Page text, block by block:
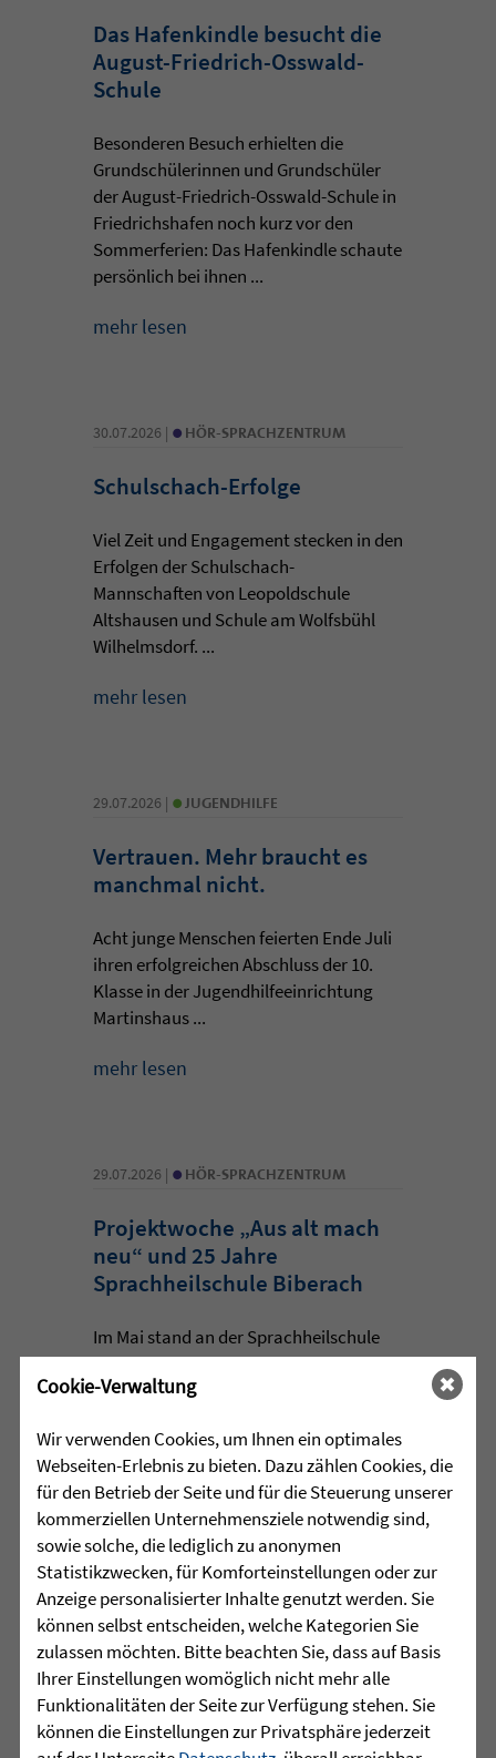
Das Hafenkindle besucht die
August-Friedrich-Osswald-
Schule
Besonderen Besuch erhielten die
Grundschülerinnen und Grundschüler
der August-Friedrich-Osswald-Schule in
Friedrichshafen noch kurz vor den
Sommerferien: Das Hafenkindle schaute
persönlich bei ihnen ...
mehr lesen
30.07.2026 | • HÖR-SPRACHZENTRUM
Schulschach-Erfolge
Viel Zeit und Engagement stecken in den
Erfolgen der Schulschach-
Mannschaften von Leopoldschule
Altshausen und Schule am Wolfsbühl
Wilhelmsdorf. ...
mehr lesen
29.07.2026 | • JUGENDHILFE
Vertrauen. Mehr braucht es
manchmal nicht.
Acht junge Menschen feierten Ende Juli
ihren erfolgreichen Abschluss der 10.
Klasse in der Jugendhilfeeinrichtung
Martinshaus ...
mehr lesen
29.07.2026 | • HÖR-SPRACHZENTRUM
Projektwoche „Aus alt mach
neu“ und 25 Jahre
Sprachheilschule Biberach
Im Mai stand an der Sprachheilschule
Biberach alles im Zeichen des Umwelt-
und Klimaschutzes. Unter dem Motto
die Schülerinnen und Schüler im
Rahmen einer Projektwoche intensiv
mit den Themen Müllvermeidung, ...
mehr lesen
29.07.2026 |• HÖR-SPRACHZENTRUM
Mutmurmeln und
Rechenmäuse - auf geht´s in
Cookie-Verwaltung
Wir verwenden Cookies, um Ihnen ein optimales
Webseiten-Erlebnis zu bieten. Dazu zählen Cookies, die
für den Betrieb der Seite und für die Steuerung unserer
kommerziellen Unternehmensziele notwendig sind,
sowie solche, die lediglich zu anonymen
Statistikzwecken, für Komforteinstellungen oder zur
Anzeige personalisierter Inhalte genutzt werden. Sie
können selbst entscheiden, welche Kategorien Sie
zulassen möchten. Bitte beachten Sie, dass auf Basis
Ihrer Einstellungen womöglich nicht mehr alle
Funktionalitäten der Seite zur Verfügung stehen. Sie
können die Einstellungen zur Privatsphäre jederzeit